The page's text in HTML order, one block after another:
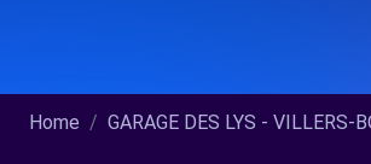
Home GARAGE DES LYS - VILLERS-